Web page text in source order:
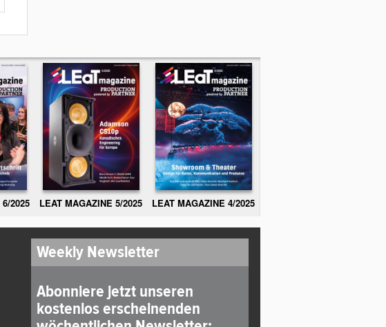
2025 LEAT MAGAZINE 5/2025 LEAT MAGAZINE 4/2025
Weekly Newsletter
Abonniere jetzt unseren
kostenlos erscheinenden